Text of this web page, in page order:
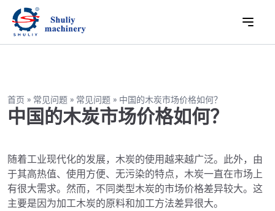
首页 » 常见问题 » 常见问题 » 中国的木炭市场价格如何？
中国的木炭市场价格如何？
随着工业现代化的发展，木炭的使用越来越广泛。此外，由
于其高热值、使用方便、无污染的特点，木炭一直在市场上
有很大需求。然而，不同类型木炭的市场价格差异较大。这
主要是因为加工木炭的原料和加工方法差异很大。